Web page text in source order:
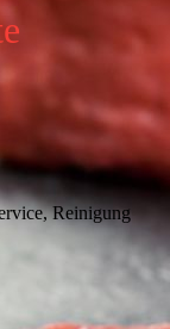
Reinigung